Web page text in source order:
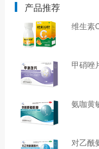
产品推荐
维生素
甲硝唑
氨咖黄
对乙酰